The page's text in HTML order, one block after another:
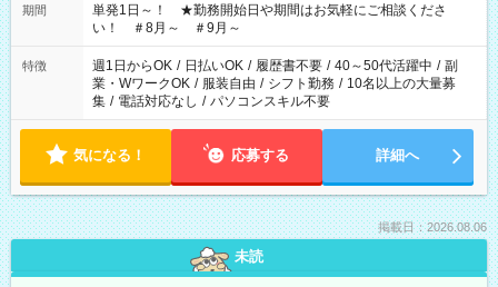
期間
単発1日～！ ★勤務開始日や期間はお気軽にご相談くださ
い！ ＃8月～ ＃9月～
特徴 週1日からOK / 日払いOK / 履歴書不要 / 40～50代活躍中 / 副
業・WワークOK / 服装自由 / シフト勤務 / 10名以上の大量募
集 / 電話対応なし / パソコンスキル不要
気になる！ 応募する 詳細へ
掲載日：2026.08.06
未読